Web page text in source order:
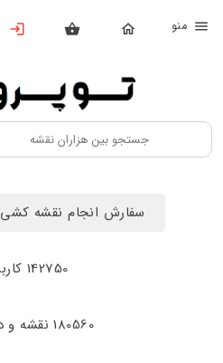
بستن
محصولات
تهیه
اشتراک
سفارش انجام نقشه کشی 09170547167
142750 کاربر
180560 نقشه و دتایل